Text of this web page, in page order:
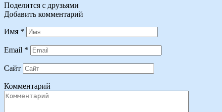
Поделится с друзьями
Добавить комментарий
Имя *
Email *
Сайт
Комментарий